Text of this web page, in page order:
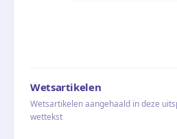
Wetsartikelen
Wetsartikelen aangehaald in deze
wettekst